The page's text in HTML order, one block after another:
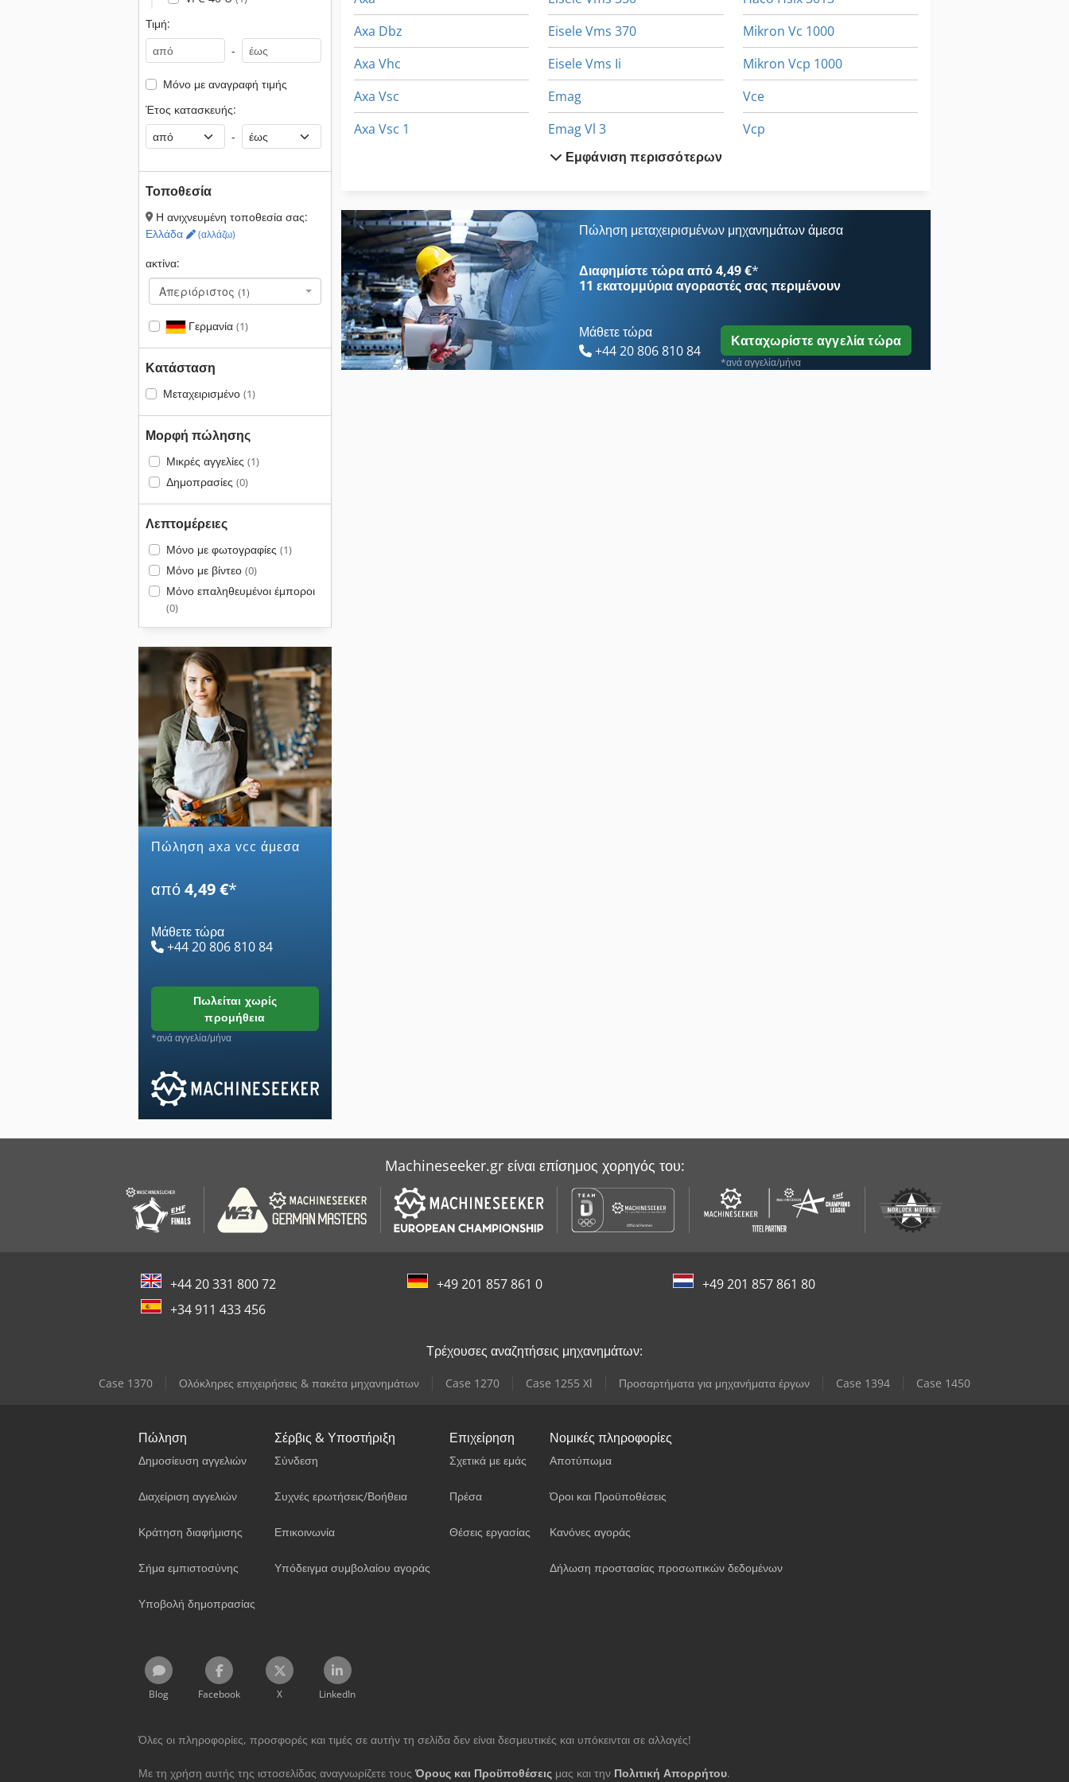
Τιμή:
-
Μόνο με αναγραφή τιμής
Έτος κατασκευής:
-
Τοποθεσία
Η ανιχνευμένη τοποθεσία σας:
Ελλάδα
(αλλάζω)
ακτίνα:
Απεριόριστος (1)
Γερμανία (1)
Κατάσταση
Μεταχειρισμένο (1)
Μορφή πώλησης
Μικρές αγγελίες (1)
Δημοπρασίες (0)
Λεπτομέρειες
Μόνο με φωτογραφίες (1)
Μόνο με βίντεο (0)
Μόνο επαληθευμένοι έμποροι
(0)
Πώληση axa vcc άμεσα
από4,49 €*
Μάθετε τώρα
+44 20 806 810 84
πωλείται χωρίς
προμήθεια
*ανά αγγελία/μήνα
Axa Dbz
Axa Vhc
Axa Vsc
Axa Vsc 1
Eisele Vms 1
Eisele Vms 120
Eisele Vms 370
Eisele Vms Ii
Emag
Emag Vl 3
Emag Vl 5
Emco Vmc 200
Mikron Vc 1000
Mikron Vcp 1000
Vce
Vcp
Εμφάνιση περισσότερων
Πώληση μεταχειρισμένων μηχανημάτων άμεσα
Διαφημίστε τώρα από 4,49 €*
11 εκατομμύρια αγοραστέςσας περιμένουν
Μάθετε τώρα
+44 20 806 810 84
Καταχωρίστε αγγελία τώρα
*ανά αγγελία/μήνα
Machineseeker.gr είναι επίσημος χορηγός του:
+44 20 331 800 72 +49 201 857 861 0
+49 201 857 861 80
+34 911 433 456
Τρέχουσες αναζητήσεις μηχανημάτων:
Case 1370 Ολόκληρες επιχειρήσεις & πακέτα μηχανημάτων Case 1270 Case 1255 Xl Προσαρτήματα για μηχανήματα έργων Case 1394 Case 1450
Πώληση
Δημοσίευση αγγελιών
Διαχείριση αγγελιών
Κράτηση διαφήμισης
Σήμα εμπιστοσύνης
Υποβολή δημοπρασίας
Σέρβις & Υποστήριξη
Σύνδεση
Συχνές ερωτήσεις/Βοήθεια
Επικοινωνία
Υπόδειγμα συμβολαίου αγοράς
Επιχείρηση
Σχετικά με εμάς
Πρέσα
Θέσεις εργασίας
Νομικές πληροφορίες
Αποτύπωμα
Όροι και Προϋποθέσεις
Κανόνες αγοράς
Δήλωση προστασίας προσωπικών δεδομένων
Blog Facebook X LinkedIn
Όλες οι πληροφορίες, προσφορές και τιμές σε αυτήν τη σελίδα δεν είναι δεσμευτικές και υπόκεινται σε αλλαγές!
Με τη χρήση αυτής της ιστοσελίδας αναγνωρίζετε τους Όρους και Προϋποθέσεις μας και την Πολιτική Απορρήτου.